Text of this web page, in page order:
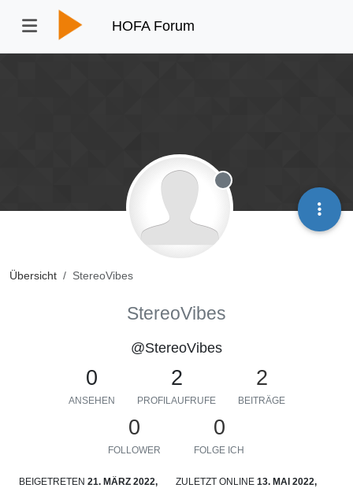
HOFA Forum
Übersicht StereoVibes
Offline
StereoVibes
@StereoVibes
0
ANSEHEN
2
PROFILAUFRUFE
2
BEITRÄGE
0
FOLLOWER
0
FOLGE ICH
BEIGETRETEN 21. MÄRZ 2022,
ZULETZT ONLINE 13. MAI 2022,